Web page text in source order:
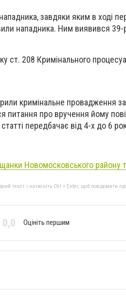
завдяки яким в ході
нападника. Ним виявився
ст. 208 Кримінального
кримінальне провадження
питання про вручення йому
передбачає від 4-х до 6
Новомосковського району
текст і натисніть Ctrl + Enter, щоб повідомити
0,0 Оцініть першим